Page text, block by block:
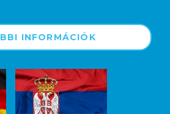
INFORMÁCIÓK